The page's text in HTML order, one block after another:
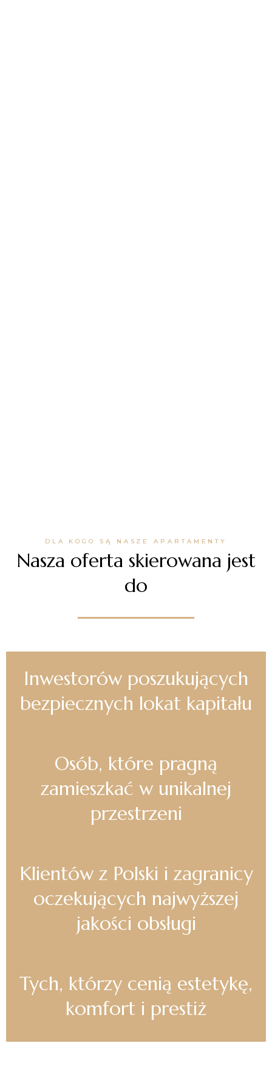
DLA KOGO SĄ NASZE APARTAMENTY
Nasza oferta skierowana jest
do
Inwestorów poszukujących
bezpiecznych lokat kapitału
Osób, które pragną
zamieszkać w unikalnej
przestrzeni
Klientów z Polski i zagranicy
oczekujących najwyższej
jakości obsługi
Tych, którzy cenią estetykę,
komfort i prestiż